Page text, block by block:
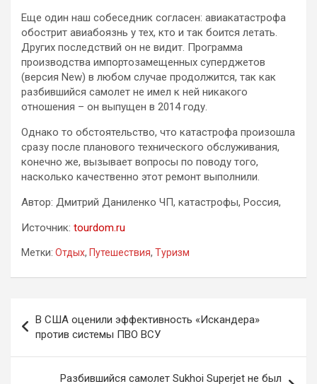
Еще один наш собеседник согласен: авиакатастрофа
обострит авиабоязнь у тех, кто и так боится летать.
Других последствий он не видит. Программа
производства импортозамещенных суперджетов
(версия New) в любом случае продолжится, так как
разбившийся самолет не имел к ней никакого
отношения – он выпущен в 2014 году.
Однако то обстоятельство, что катастрофа произошла
сразу после планового технического обслуживания,
конечно же, вызывает вопросы по поводу того,
насколько качественно этот ремонт выполнили.
Автор: Дмитрий Даниленко ЧП, катастрофы, Россия,
Источник: tourdom.ru
Метки: Отдых, Путешествия, Туризм
по
записям
В США оценили эффективность «Искандера»
против системы ПВО ВСУ
Разбившийся самолет Sukhoi Superjet не был